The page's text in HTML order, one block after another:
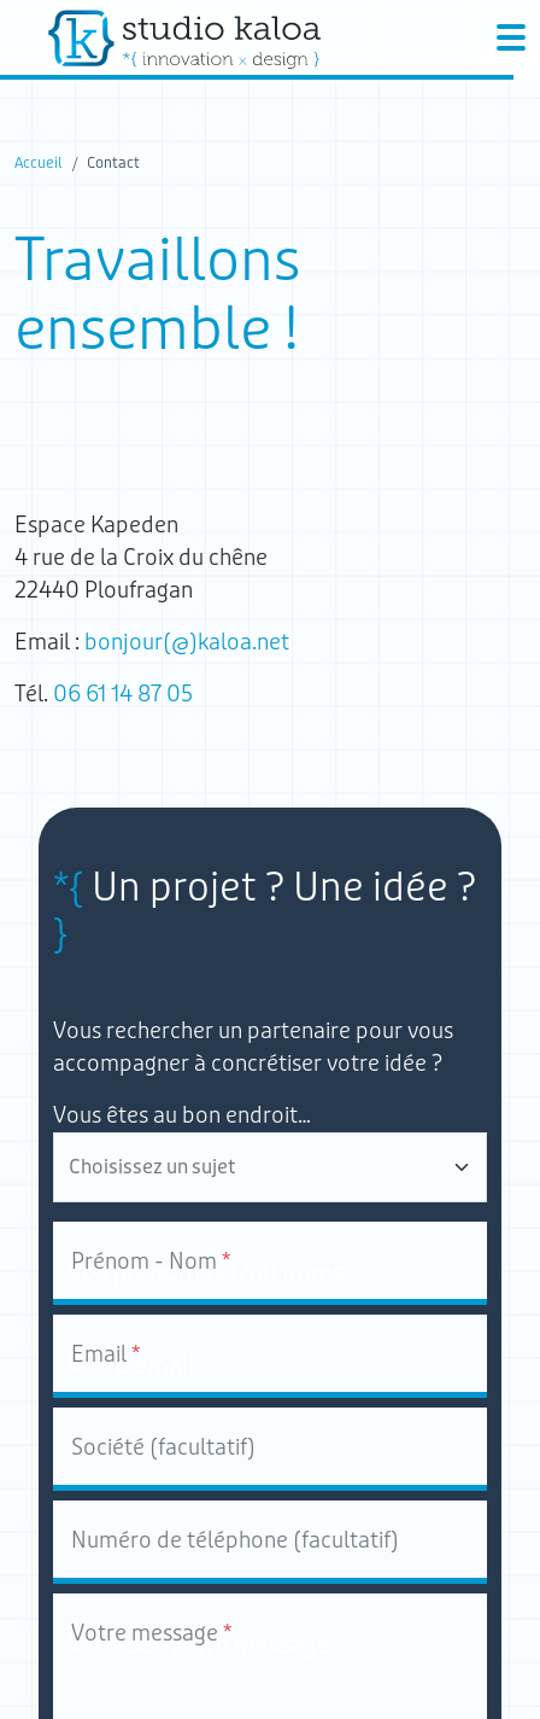
Accueil Contact
Travaillons
ensemble !
Espace Kapeden
4 rue de la Croix du chêne
22440 Ploufragan
Email : bonjour(@)kaloa.net
Tél. 06 61 14 87 05
Un projet ? Une idée ?
Vous rechercher un partenaire pour vous
accompagner à concrétiser votre idée ?
Vous êtes au bon endroit…
Prénom - Nom *
Email*
Société (facultatif)
Numéro de téléphone (facultatif)
Votre message *
Panneau de gestion des cookies